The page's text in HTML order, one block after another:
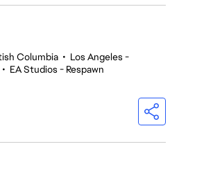
Columbia • Los Angeles -
• EA Studios - Respawn